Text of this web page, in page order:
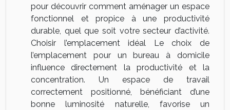
pour découvrir comment aménager un espace
fonctionnel et propice à une productivité
durable, quel que soit votre secteur d’activité.
Choisir l’emplacement idéal Le choix de
l’emplacement pour un bureau à domicile
influence directement la productivité et la
concentration. Un espace de travail
correctement positionné, bénéficiant d’une
bonne luminosité naturelle, favorise un